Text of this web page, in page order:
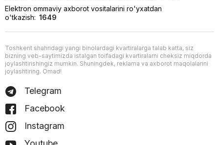
Elektron ommaviy axborot vositalarini ro'yxatdan
o'tkazish: 1649
Toshkent shahridagi yangi binolardagi kvartiralarga talab katta, siz
bizning veb-saytimizda istalgan toifadagi kvartiralarni cheksiz miqdorda
joylashtirishingiz mumkin. Shuningdek, reklama va axborot maqolalarini
joylashtiring. Omad!
Telegram
Facebook
Instagram